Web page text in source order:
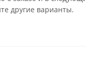
другие варианты.